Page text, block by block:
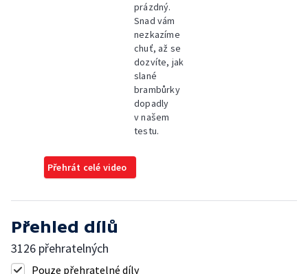
prázdný.
Snad vám
nezkazíme
chuť, až se
dozvíte, jak
slané
brambůrky
dopadly
v našem
testu.
Přehrát celé video
Přehled dílů
3126 přehratelných
Pouze přehratelné díly